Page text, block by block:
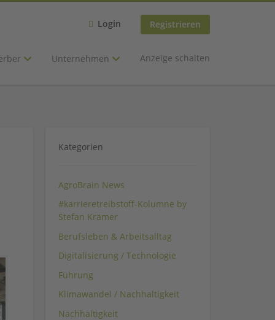
Login Registrieren
Unternehmen Anzeige schalten
Kategorien
AgroBrain News
#karrieretreibstoff-Kolumne by
Stefan Krämer
Berufsleben & Arbeitsalltag
Digitalisierung / Technologie
Führung
Klimawandel / Nachhaltigkeit
Nachhaltigkeit